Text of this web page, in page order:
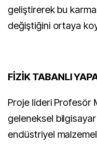
geliştirerek bu
değiştiğini ortaya
FİZİK TABANLI
Proje lideri Profesör
geleneksel bilgisayar
endüstriyel